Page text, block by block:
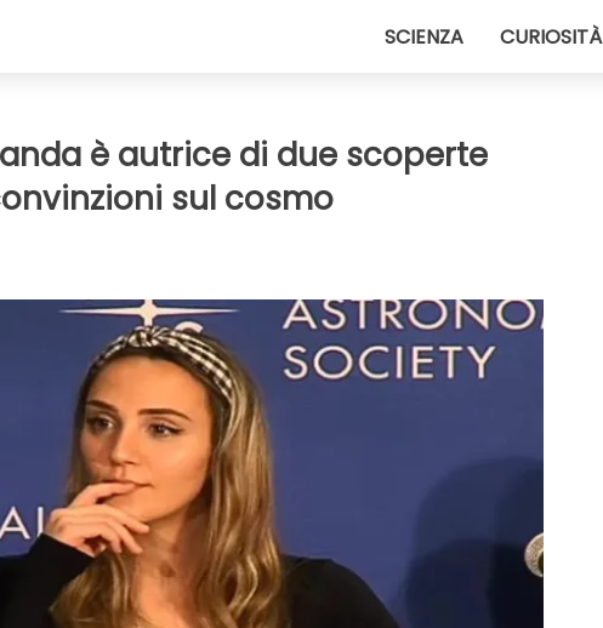
SCIENZA CURIOSITÀ
è autrice di due scoperte
sul cosmo